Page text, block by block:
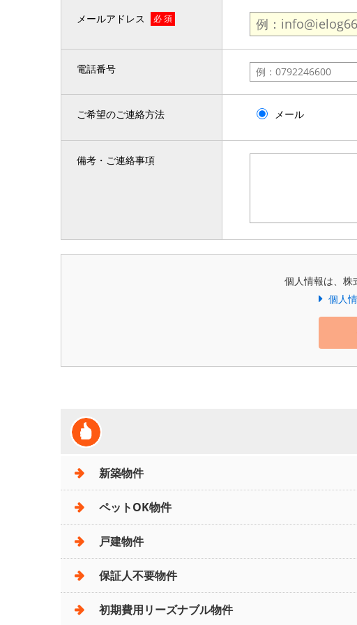
メールアドレス 必 須
電話番号
ご希望のご連絡方法 メール
備考・ご連絡事項
個人情報は、株
個人
新築物件
ペットOK物件
戸建物件
保証人不要物件
初期費用リーズナブル物件